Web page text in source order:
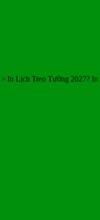
In Lịch Treo Tường 2027? In